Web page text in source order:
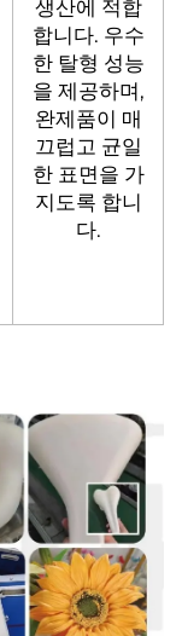
생산에 적합
합니다. 우수
한 탈형 성능
을 제공하며,
완제품이 매
끄럽고 균일
한 표면을 가
지도록 합니
다.